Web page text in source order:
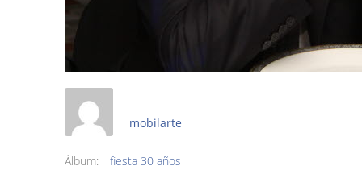
mobilarte
Álbum: fiesta 30 años